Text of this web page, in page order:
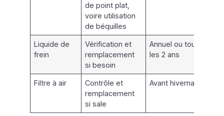
de point plat,
voire utilisation
de béquilles
Liquide de
frein
Vérification et
remplacement
si besoin
Annuel ou tous
les 2 ans
Filtre à air
Contrôle et
remplacement
si sale
Avant hivernage